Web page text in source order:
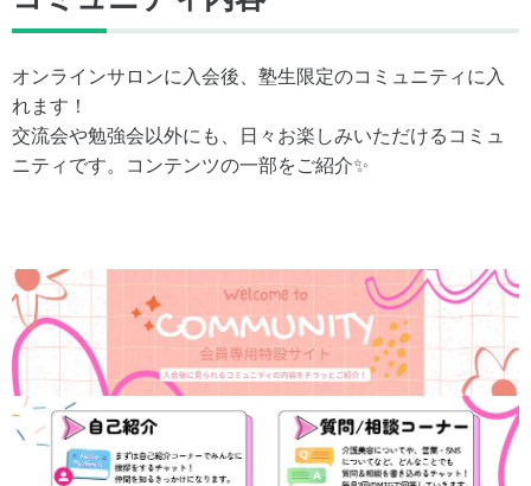
オンラインサロンに入会後、塾生限定のコミュニティに入
れます！
交流会や勉強会以外にも、日々お楽しみいただけるコミュ
ニティです。コンテンツの一部をご紹介✨️